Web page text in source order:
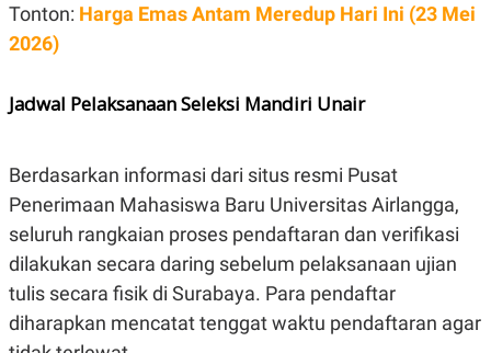
Tonton: Harga Emas Antam Meredup Hari Ini (23 Mei
2026)
Jadwal Pelaksanaan Seleksi Mandiri Unair
Berdasarkan informasi dari situs resmi Pusat
Penerimaan Mahasiswa Baru Universitas Airlangga,
seluruh rangkaian proses pendaftaran dan verifikasi
dilakukan secara daring sebelum pelaksanaan ujian
tulis secara fisik di Surabaya. Para pendaftar
diharapkan mencatat tenggat waktu pendaftaran agar